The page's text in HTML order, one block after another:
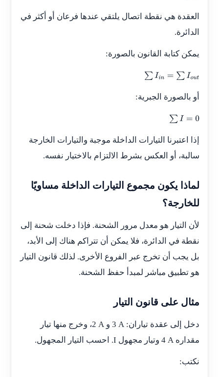
العقدة هي نقطة اتصال يلتقي عندها فرعان أو أكثر في
الدائرة.
يمكن كتابة القانون بالصورة:
∑Iin= ∑I out
أو بالصورة الجبرية:
∑I= 0
إذا اعتبرنا التيارات الداخلة موجبة والتيارات الخارجة
سالبة، أو العكس بشرط الالتزام بالاختيار نفسه.
لماذا يكون مجموع التيارات الداخلة مساويًا
للخارجة؟
لأن التيار هو معدل مرور الشحنة. فإذا دخلت شحنة إلى
نقطة في الدائرة، فلا يمكن أن تتراكم هناك إلى الأبد،
بل يجب أن تخرج عبر الفروع الأخرى. لذلك قانون التيار
هو تطبيق مباشر لمبدأ حفظ الشحنة.
مثال على قانون التيار
دخل إلى عقدة تياران: 3 Aو 2 A، وخرج منها تيار
مقداره 4 Aوتيار مجهول I. احسب التيار المجهول.
نكتب: